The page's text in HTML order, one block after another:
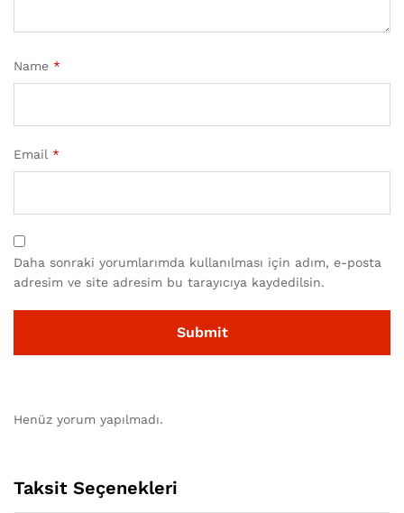
Name *
Email *
Daha sonraki yorumlarımda kullanılması için adım, e-posta
adresim ve site adresim bu tarayıcıya kaydedilsin.
Henüz yorum yapılmadı.
Taksit Seçenekleri